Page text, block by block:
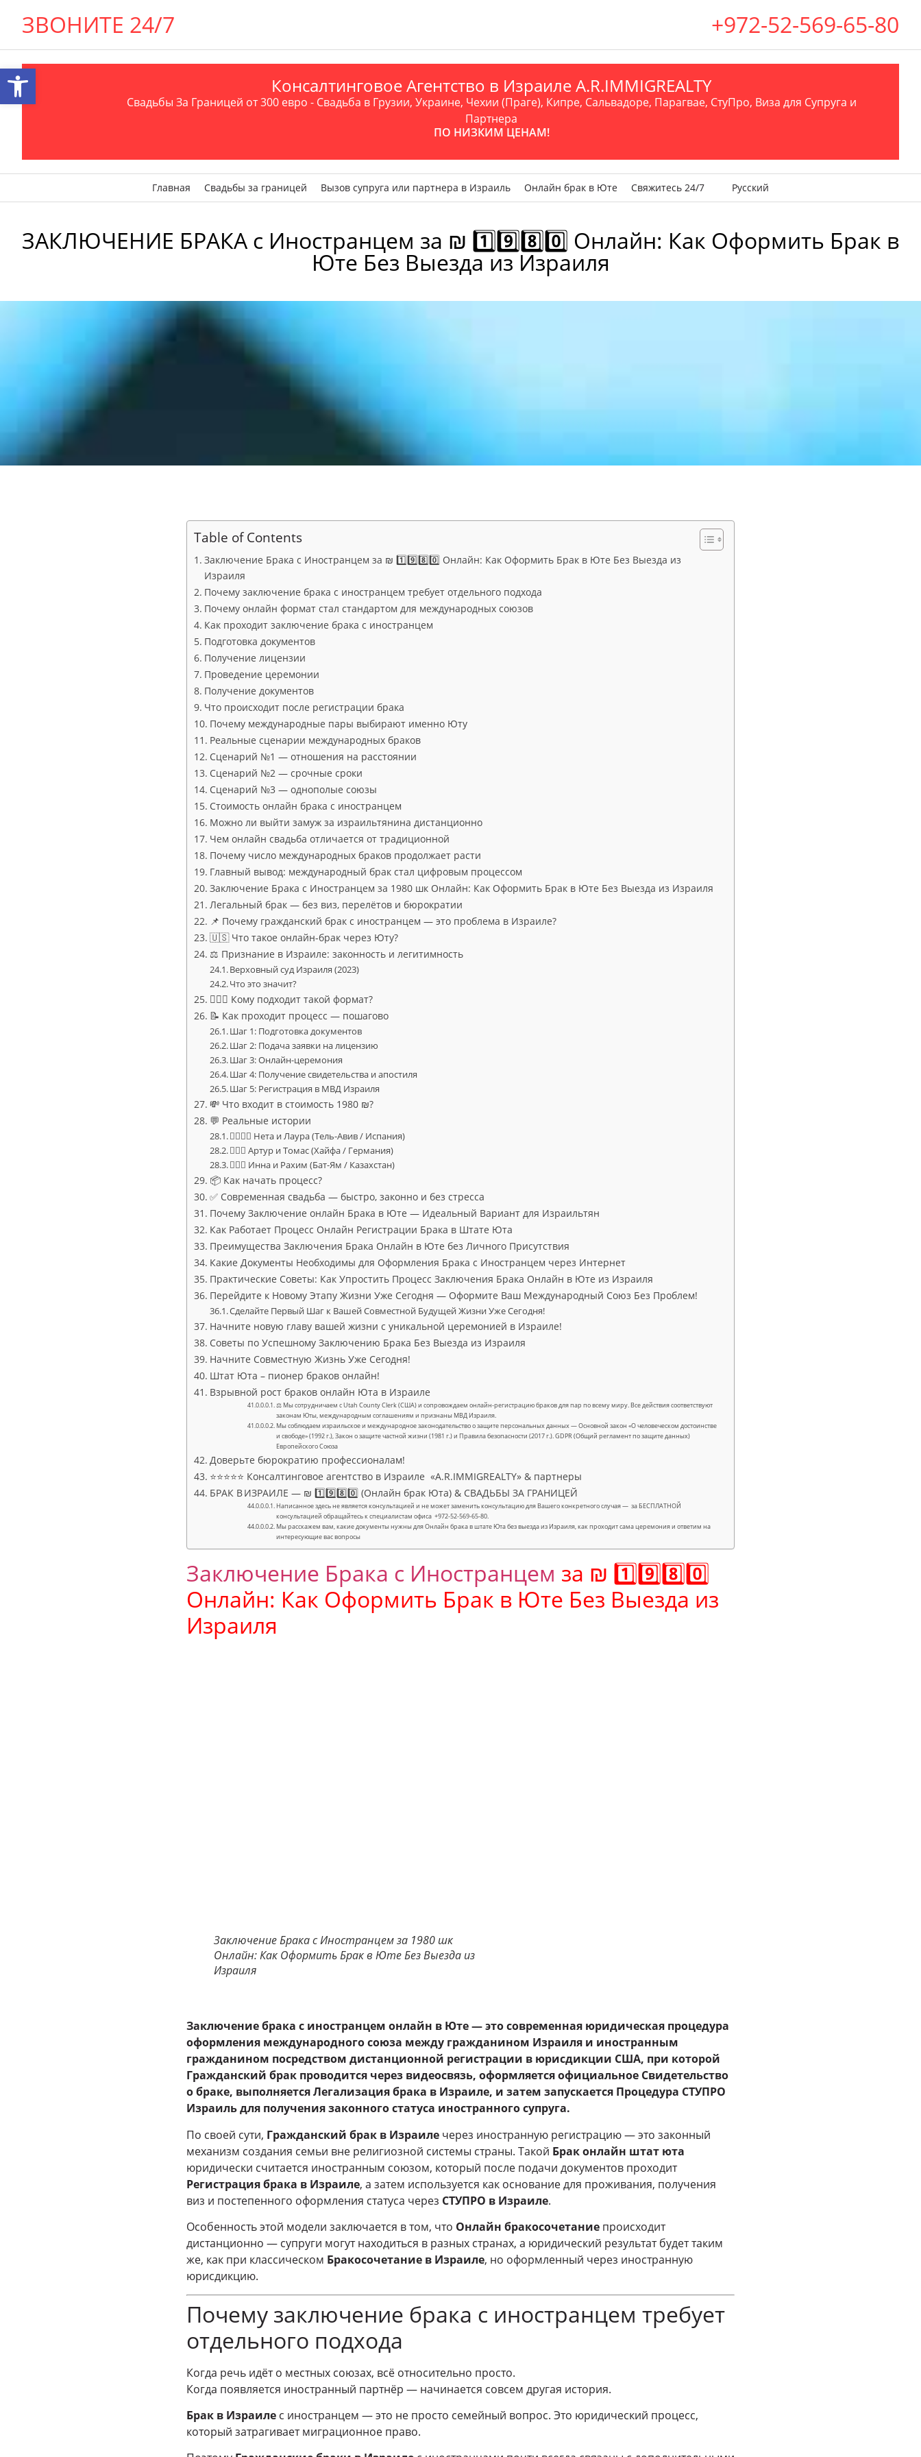
ЗВОНИТЕ 24/7 +972-52-569-65-80
Консалтинговое Агентство в Израиле A.R.IMMIGREALTY
Свадьбы За Границей от 300 евро - Свадьба в Грузии, Украине, Чехии (Праге), Кипре, Сальвадоре, Парагвае, СтуПро, Виза для Супруга и
Партнера
ПО НИЗКИМ ЦЕНАМ!
Главная Свадьбы за границей Вызов супруга или партнера в Израиль Онлайн брак в Юте Свяжитесь 24/7 Русский
ЗАКЛЮЧЕНИЕ БРАКА с Иностранцем за ₪ 1️⃣9️⃣8️⃣0️⃣ Онлайн: Как Оформить Брак в
Юте Без Выезда из Израиля
Table of Contents
Заключение Брака с Иностранцем за ₪ 1️⃣9️⃣8️⃣0️⃣ Онлайн: Как Оформить Брак в Юте Без Выезда из
Израиля
Почему заключение брака с иностранцем требует отдельного подхода
Почему онлайн формат стал стандартом для международных союзов
Как проходит заключение брака с иностранцем
Подготовка документов
Получение лицензии
Проведение церемонии
Получение документов
Что происходит после регистрации брака
Почему международные пары выбирают именно Юту
Реальные сценарии международных браков
Сценарий №1 — отношения на расстоянии
Сценарий №2 — срочные сроки
Сценарий №3 — однополые союзы
Стоимость онлайн брака с иностранцем
Можно ли выйти замуж за израильтянина дистанционно
Чем онлайн свадьба отличается от традиционной
Почему число международных браков продолжает расти
Главный вывод: международный брак стал цифровым процессом
Заключение Брака с Иностранцем за 1980 шк Онлайн: Как Оформить Брак в Юте Без Выезда из Израиля
Легальный брак — без виз, перелётов и бюрократии
📌 Почему гражданский брак с иностранцем — это проблема в Израиле?
🇺🇸 Что такое онлайн-брак через Юту?
⚖️ Признание в Израиле: законность и легитимность
Верховный суд Израиля (2023)
Что это значит?
👩‍❤️‍👨 Кому подходит такой формат?
📝 Как проходит процесс — пошагово
Шаг 1: Подготовка документов
Шаг 2: Подача заявки на лицензию
Шаг 3: Онлайн-церемония
Шаг 4: Получение свидетельства и апостиля
Шаг 5: Регистрация в МВД Израиля
💸 Что входит в стоимость 1980 ₪?
💬 Реальные истории
👩‍❤️‍💋‍👩 Нета и Лаура (Тель-Авив / Испания)
👨‍❤️‍👨 Артур и Томас (Хайфа / Германия)
👩‍❤️‍👨 Инна и Рахим (Бат-Ям / Казахстан)
📦 Как начать процесс?
✅ Современная свадьба — быстро, законно и без стресса
Почему Заключение онлайн Брака в Юте — Идеальный Вариант для Израильтян
Как Работает Процесс Онлайн Регистрации Брака в Штате Юта
Преимущества Заключения Брака Онлайн в Юте без Личного Присутствия
Какие Документы Необходимы для Оформления Брака с Иностранцем через Интернет
Практические Советы: Как Упростить Процесс Заключения Брака Онлайн в Юте из Израиля
Перейдите к Новому Этапу Жизни Уже Сегодня — Оформите Ваш Международный Союз Без Проблем!
Сделайте Первый Шаг к Вашей Совместной Будущей Жизни Уже Сегодня!
Начните новую главу вашей жизни с уникальной церемонией в Израиле!
Советы по Успешному Заключению Брака Без Выезда из Израиля
Начните Совместную Жизнь Уже Сегодня!
Штат Юта – пионер браков онлайн!
Взрывной рост браков онлайн Юта в Израиле
⚖ Мы сотрудничаем с Utah County Clerk (США) и сопровождаем онлайн-регистрацию браков для пар по всему миру. Все действия соответствуют
законам Юты, международным соглашениям и признаны МВД Израиля.
Мы соблюдаем израильское и международное законодательство о защите персональных данных — Основной закон «О человеческом достоинстве
и свободе» (1992 г.), Закон о защите частной жизни (1981 г.) и Правила безопасности (2017 г.). GDPR (Общий регламент по защите данных)
Европейского Союза
Доверьте бюрократию профессионалам!
⭐⭐⭐⭐⭐ Консалтинговое агентство в Израиле «A.R.IMMIGREALTY» & партнеры
БРАК В ИЗРАИЛЕ — ₪ 1️⃣9️⃣8️⃣0️⃣ (Онлайн брак Юта) & СВАДЬБЫ ЗА ГРАНИЦЕЙ
Написанное здесь не является консультацией и не может заменить консультацию для Вашего конкретного случая — за БЕСПЛАТНОЙ
консультацией обращайтесь к специалистам офиса +972-52-569-65-80.
Мы расскажем вам, какие документы нужны для Онлайн брака в штате Юта без выезда из Израиля, как проходит сама церемония и ответим на
интересующие вас вопросы
Заключение Брака с Иностранцем за ₪ 1️⃣9️⃣8️⃣0️⃣
Онлайн: Как Оформить Брак в Юте Без Выезда из
Израиля
Заключение Брака с Иностранцем за 1980 шк
Онлайн: Как Оформить Брак в Юте Без Выезда из
Израиля
Заключение брака с иностранцем онлайн в Юте — это современная юридическая процедура
оформления международного союза между гражданином Израиля и иностранным
гражданином посредством дистанционной регистрации в юрисдикции США, при которой
Гражданский брак проводится через видеосвязь, оформляется официальное Свидетельство
о браке, выполняется Легализация брака в Израиле, и затем запускается Процедура СТУПРО
Израиль для получения законного статуса иностранного супруга.
По своей сути, Гражданский брак в Израиле через иностранную регистрацию — это законный
механизм создания семьи вне религиозной системы страны. Такой Брак онлайн штат юта
юридически считается иностранным союзом, который после подачи документов проходит
Регистрация брака в Израиле, а затем используется как основание для проживания, получения
виз и постепенного оформления статуса через СТУПРО в Израиле.
Особенность этой модели заключается в том, что Онлайн бракосочетание происходит
дистанционно — супруги могут находиться в разных странах, а юридический результат будет таким
же, как при классическом Бракосочетание в Израиле, но оформленный через иностранную
юрисдикцию.
Почему заключение брака с иностранцем требует
отдельного подхода
Когда речь идёт о местных союзах, всё относительно просто.
Когда появляется иностранный партнёр — начинается совсем другая история.
Брак в Израиле с иностранцем — это не просто семейный вопрос. Это юридический процесс,
который затрагивает миграционное право.
Открыть панель инструментов